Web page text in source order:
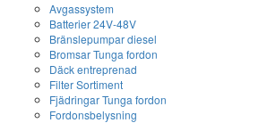
Avgassystem
Batterier 24V-48V
Bränslepumpar diesel
Bromsar Tunga fordon
Däck entreprenad
Filter Sortiment
Fjädringar Tunga fordon
Fordonsbelysning